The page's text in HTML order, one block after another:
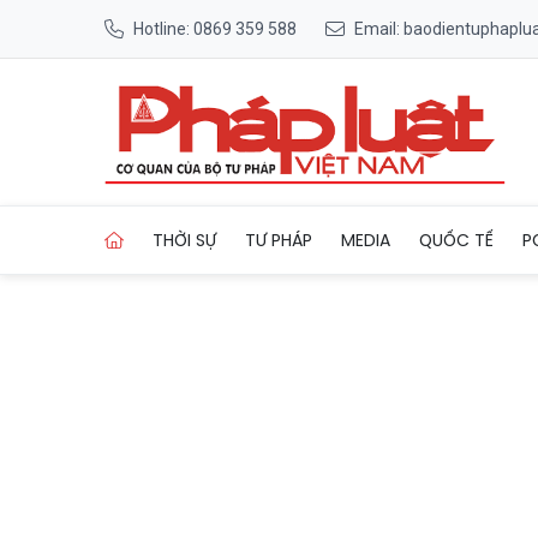
Hotline: 0869 359 588 Email:
THỜI SỰ TƯ PHÁP MEDIA QUỐC TẾ